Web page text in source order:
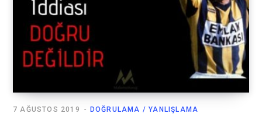
DOĞRULAMA / YANLIŞLAMA
7 AĞUSTOS 2019